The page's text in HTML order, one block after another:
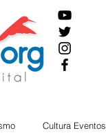
Cultura Eventos